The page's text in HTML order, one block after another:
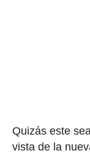
Quizás este
vista de la